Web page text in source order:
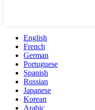
English
French
German
Portuguese
Spanish
Russian
Japanese
Korean
Arabic